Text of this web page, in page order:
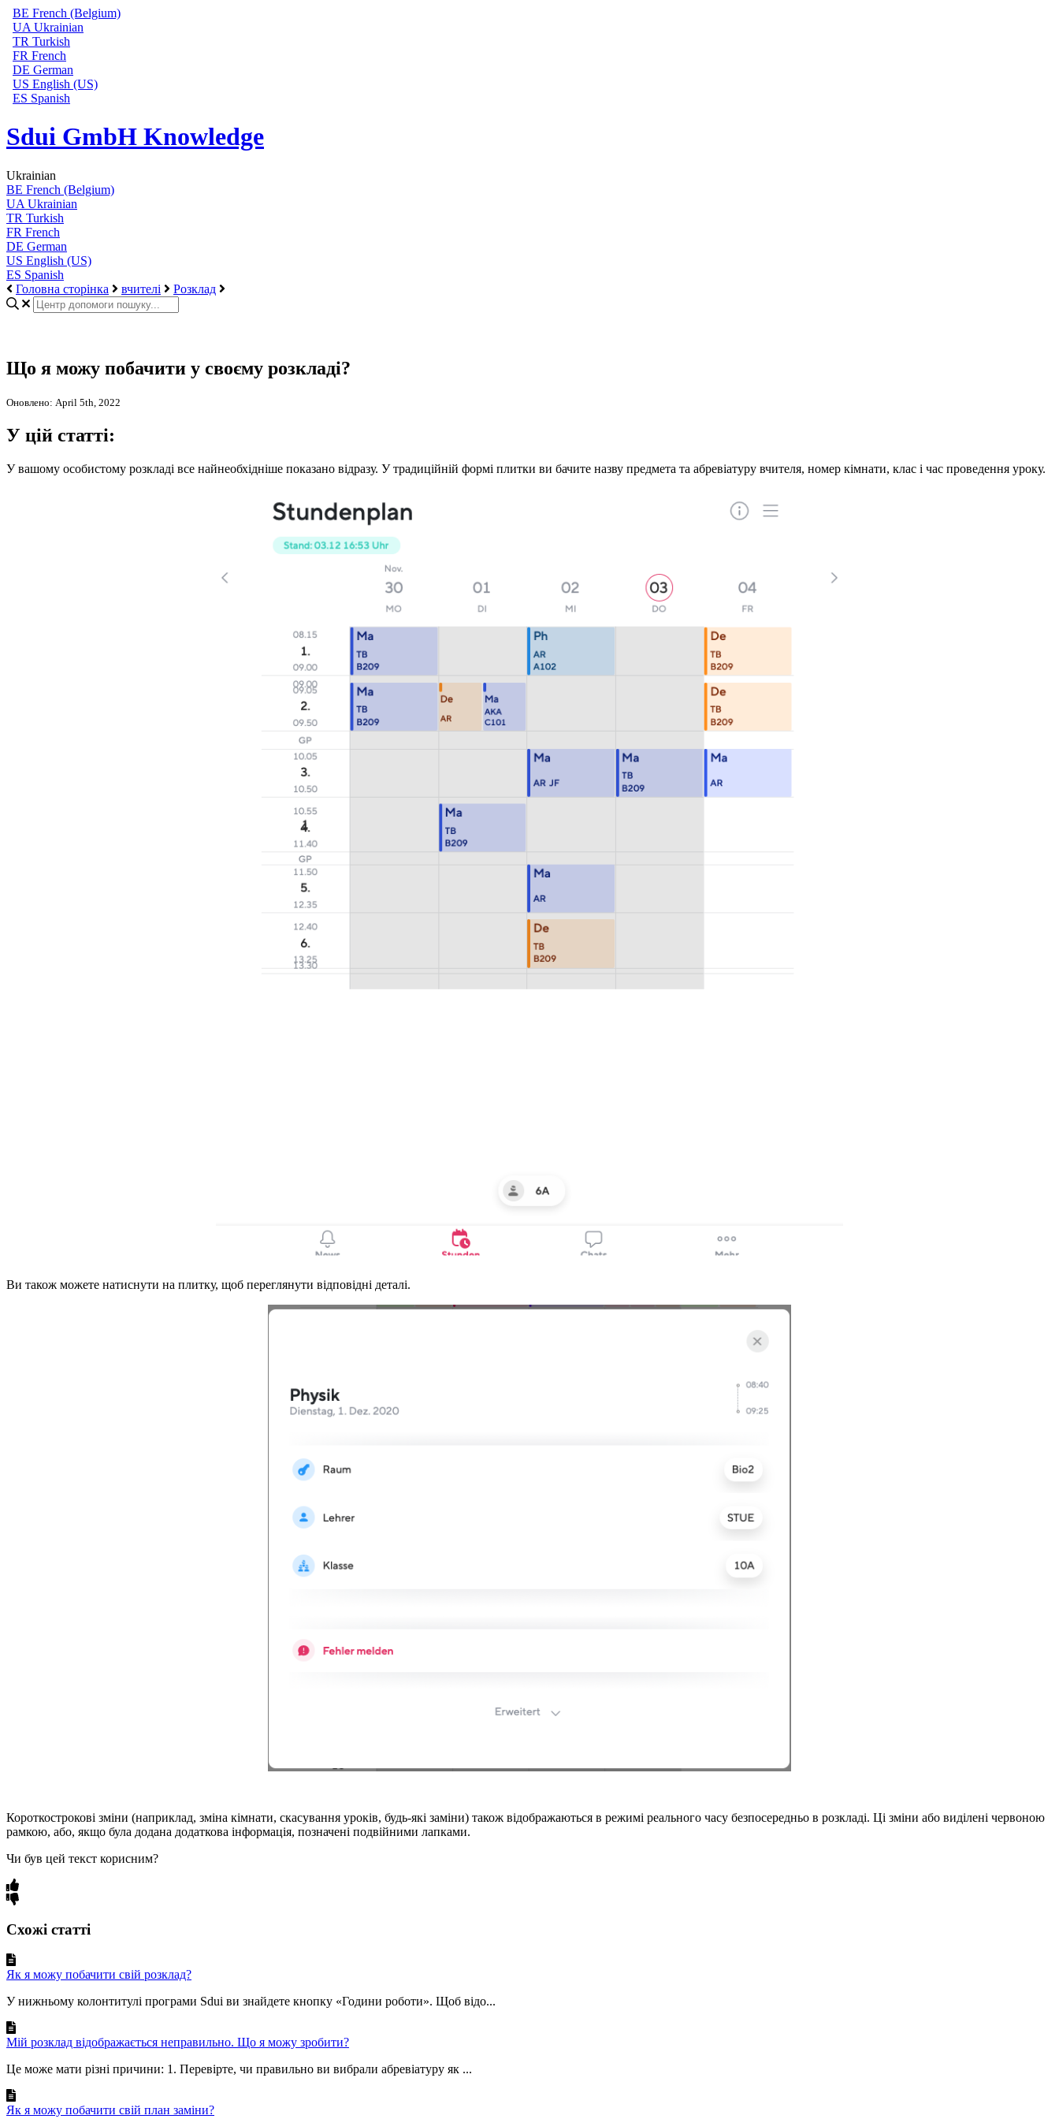
BE French (Belgium)
UA Ukrainian
TR Turkish
FR French
DE German
US English (US)
ES Spanish
Sdui GmbH Knowledge
Ukrainian
BE French (Belgium)
UA Ukrainian
TR Turkish
FR French
DE German
US English (US)
ES Spanish
Головна сторінка
вчителі Розклад
Що я можу побачити у своєму розкладі?
Оновлено: April 5th, 2022
У цій статті:
У вашому особистому розкладі все найнеобхідніше показано відразу. У традиційній формі плитки ви бачите назву предмета та абревіатуру вчителя, номер кімнати, клас і час проведення уроку.
Ви також можете натиснути на плитку, щоб переглянути відповідні деталі.
Короткострокові зміни (наприклад, зміна кімнати, скасування уроків, будь-які заміни) також відображаються в режимі реального часу безпосередньо в розкладі. Ці зміни або виділені червоною
рамкою, або, якщо була додана додаткова інформація, позначені подвійними лапками.
Чи був цей текст корисним?
Схожі статті
Як я можу побачити свій розклад?
У нижньому колонтитулі програми Sdui ви знайдете кнопку «Години роботи». Щоб відо...
Мій розклад відображається неправильно. Що я можу зробити?
Це може мати різні причини: 1. Перевірте, чи правильно ви вибрали абревіатуру як ...
Як я можу побачити свій план заміни?